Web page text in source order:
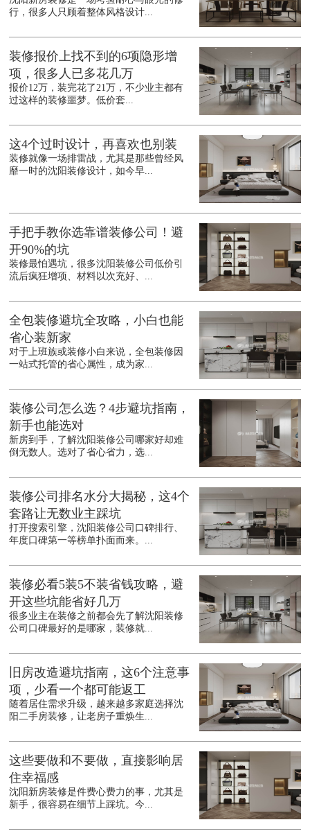
行，很多人只顾着整体风格设计...
装修报价上找不到的6项隐形增
项，很多人已多花几万
报价12万，装完花了21万，不少业主都有
过这样的装修噩梦。低价套...
这4个过时设计，再喜欢也别装
装修就像一场排雷战，尤其是那些曾经风
靡一时的沈阳装修设计，如今早...
手把手教你选靠谱装修公司！避
开90%的坑
装修最怕遇坑，很多沈阳装修公司低价引
流后疯狂增项、材料以次充好、...
全包装修避坑全攻略，小白也能
省心装新家
对于上班族或装修小白来说，全包装修因
一站式托管的省心属性，成为家...
装修公司怎么选？4步避坑指南，
新手也能选对
新房到手，了解沈阳装修公司哪家好却难
倒无数人。选对了省心省力，选...
装修公司排名水分大揭秘，这4个
套路让无数业主踩坑
打开搜索引擎，沈阳装修公司口碑排行、
年度口碑第一等榜单扑面而来。...
装修必看5装5不装省钱攻略，避
开这些坑能省好几万
很多业主在装修之前都会先了解沈阳装修
公司口碑最好的是哪家，装修就...
旧房改造避坑指南，这6个注意事
项，少看一个都可能返工
随着居住需求升级，越来越多家庭选择沈
阳二手房装修，让老房子重焕生...
这些要做和不要做，直接影响居
住幸福感
沈阳新房装修是件费心费力的事，尤其是
新手，很容易在细节上踩坑。今...